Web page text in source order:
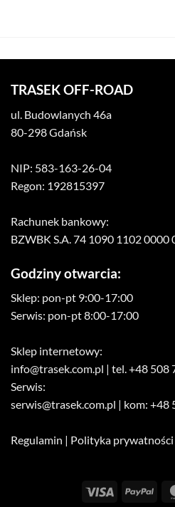
TRASEK OFF-ROAD
ul. Budowlanych 46a
80-298 Gdańsk
NIP: 583-163-26-04
Regon: 192815397
Rachunek bankowy:
BZWBK S.A. 74 1090 1102 0000
Godziny otwarcia:
Sklep: pon-pt 9:00-17:00
Serwis: pon-pt 8:00-17:00
Sklep internetowy:
info@trasek.com.pl | tel. +48 508
Serwis:
serwis@trasek.com.pl | kom: +48
Regulamin | Polityka prywatności
Visa